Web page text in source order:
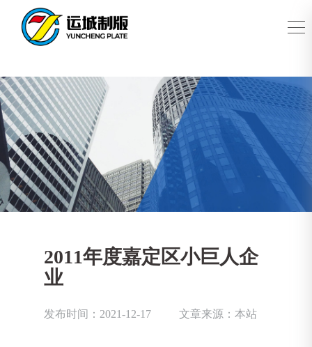
2011年度嘉定区小巨人企
业
发布时间：2021-12-17 文章来源：本站